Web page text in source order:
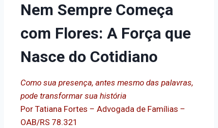
Nem Sempre Começa
com Flores: A Força que
Nasce do Cotidiano
Como sua presença, antes mesmo das palavras,
pode transformar sua história
Por Tatiana Fortes – Advogada de Famílias –
OAB/RS 78.321